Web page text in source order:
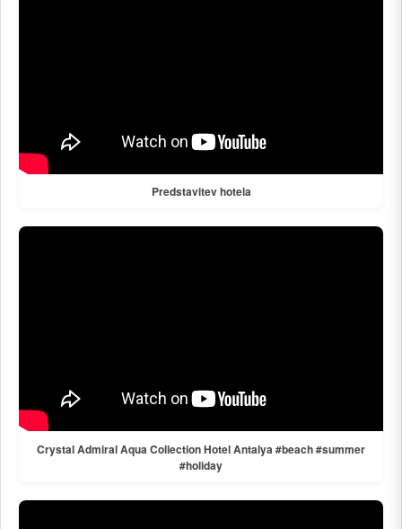
Predstavitev hotela
Crystal Admiral Aqua Collection Hotel Antalya #beach #summer
#holiday